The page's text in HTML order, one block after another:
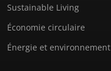
Sustainable Living
Économie circulaire
Énergie et environnement